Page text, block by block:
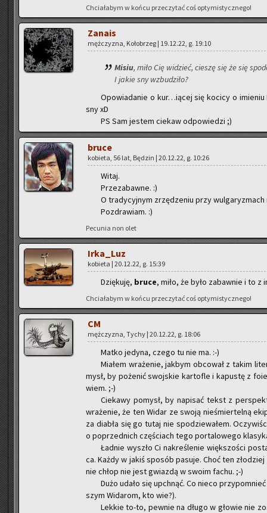
Chcia­ła­bym w końcu prze­czy­tać coś opty­mi­stycz­ne­go!
Za­na­is
męż­czy­zna, Ko­ło­brzeg | 19.12.22, g. 19:10
Misiu, miło Cię wi­dzieć, cie­szę się że się
I jakie sny wzbu­dzi­ło?
Opo­wia­da­nie o kur…iącej się ko­ci­cy o
sny xD
PS Sam je­stem cie­kaw od­po­wie­dzi ;)
bruce
ko­bie­ta, 56 lat, Bę­dzin | 20.12.22, g. 10:26
Witaj.
Prze­za­baw­ne. :)
O tra­dy­cyj­nym zrzę­dze­niu przy
Po­zdra­wiam. :)
Pe­cu­nia non olet
Ir­ka­_Luz
ko­bie­ta | 20.12.22, g. 15:39
Dzię­ku­ję, bruce, miło, że było za­baw­nie i to z
Chcia­ła­bym w końcu prze­czy­tać coś opty­mi­stycz­ne­go!
CM
męż­czy­zna, Tychy | 20.12.22, g. 18:06
Matko je­dy­na, czego tu nie ma. :-)
Mia­łem wra­że­nie, jak­bym ob­co­wał z takim
mysł, by po­że­nić swoj­skie kar­to­fle i ka­pu­stę z
wiem. ;-)
Cie­ka­wy po­mysł, by na­pi­sać tekst z
wra­że­nie, że ten Widar ze swoją nie­śmier­tel­ną
za dia­bła się go tutaj nie spo­dzie­wa­łem.
o po­przed­nich czę­ściach tego por­ta­lo­we­go
Ład­nie wy­szło Ci na­kre­śle­nie więk­szo­ści
ca. Każdy w jakiś spo­sób pa­su­je. Choć ten
nie chłop nie jest gwiaz­dą w swoim fachu. ;-)
Dużo udało się upchnąć. Co nieco
szym Wi­da­rom, kto wie?).
Lek­kie to-to, pew­nie na długo w gło­wie nie